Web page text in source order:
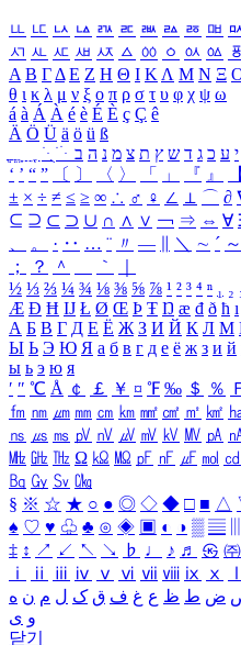
ㅥ ㅦ ㅧ ㅨ ㅩ ㅪ ㅫ ㅬ ㅭ ㅮ
ㅺ ㅻ ㅼ ㅽ ㅾ ㅿ ㆀ ㆁ ㆂ ㆃ ㆄ
Α Β ΓΔ Ε Ζ Η Θ Ι ΚΛ Μ Ν Ξ
θ ι κ λ μ ν ξ ο π ρ σ τ υ φ χ ψ ω
á à Á À é è É È ç Ç ê
Ä Ö Ü ä ö ü ß
ִֶֹ ֻּ ׁׂ י ע כ ג ד ש ץ ת צ מ נ ה ב
‘ ’ “ ” 〔 〕 〈 〉 「 」 『 』 【
± × ÷ ≠ ≤ ≥ ∞ ∴ ♂ ♀ ∠ ⊥ ⌒ ∂
⊆ ⊇ ⊂ ⊃ ∪ ∩ ∧ ∨ ￢ ⇒ ⇔ ∀
、
。 · ‥ … ¨ 〃 ― ＼ ∼ ´ ～
；
？ ＾ ｀
½ ⅓ ⅔ ¼ ¾ ⅛ ⅜ ⅝ ⅞ ¹ ² ³ ⁴ ⁿ ₁ ₂
Æ Ð Ħ Ĳ Ł Ø Œ Þ Ŧ Ŋ æ đ ð ħ ı
А Б В Г Д Е Ё Ж З И Й К Л М
Ы Ь Э Ю Я а б в г д е ё ж з и й
ы ь э ю я
′ ″ ℃ Å ￠ ￡ ￥ ¤ ℉ ‰ ＄ ％
㎙ ㎚ ㎛ ㎜ ㎝ ㎞ ㎟ ㎠ ㎡ ㎢
㎱ ㎲ ㎳ ㎴ ㎵ ㎶ ㎷ ㎸ ㎹ ㎀
㎒ ㎓ ㎔ Ω ㏀ ㏁ ㎊ ㎋ ㎌ ㏖ ㏅
㏃ ㏉ ㏜ ㏆
§ ※ ☆ ★ ○ ● ◎ ◇ ◆ □ ■ △
♠ ♡ ♥ ♧ ♣ ⊙ ◈ ▣ ◐ ◑ ▒ ▤
‡ ↕ ↗ ↙ ↖ ↘ ♭ ♩ ♪ ♬ ㉿ ㈜
ⅰ
ⅱ ⅲ ⅳ ⅴ ⅵ ⅶ ⅷ ⅸ ⅹ
ض ط ظ ع غ ف ق ک ل م ن ه
و ی
닫기